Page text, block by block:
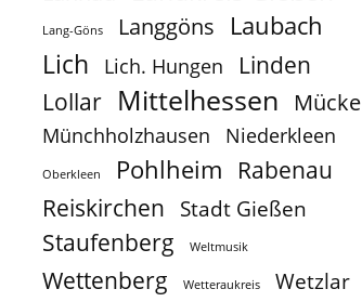
Lang-Göns Langgöns Laubach
Lich Lich. Hungen Linden
Lollar Mittelhessen Mücke
Münchholzhausen Niederkleen
Oberkleen Pohlheim Rabenau
Reiskirchen Stadt Gießen
Staufenberg Weltmusik
Wettenberg Wetteraukreis Wetzlar